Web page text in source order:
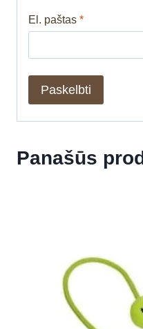
El. paštas *
Panašūs